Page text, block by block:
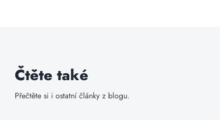
Čtěte také
Přečtěte si i ostatní články z blogu.